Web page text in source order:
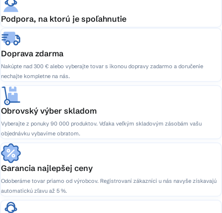
Podpora, na ktorú je spoľahnutie
Doprava zdarma
Nakúpte nad 300 € alebo vyberajte tovar s ikonou dopravy zadarmo a doručenie
nechajte kompletne na nás.
Obrovský výber skladom
Vyberajte z ponuky 90 000 produktov. Vďaka veľkým skladovým zásobám vašu
objednávku vybavíme obratom.
Garancia najlepšej ceny
Odoberáme tovar priamo od výrobcov. Registrovaní zákazníci u nás navyše získavajú
automatickú zľavu až 5 %.